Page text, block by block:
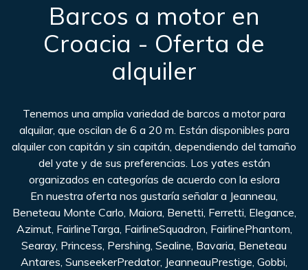
Barcos a motor en
Croacia - Oferta de
alquiler
Tenemos una amplia variedad de barcos a motor para
alquilar, que oscilan de 6 a 20 m. Están disponibles para
alquiler con capitán y sin capitán, dependiendo del tamaño
del yate y de sus preferencias. Los yates están
organizados en categorías de acuerdo con la eslora
En nuestra oferta nos gustaría señalar a Jeanneau,
Beneteau Monte Carlo, Maiora, Benetti, Ferretti, Elegance,
Azimut, FairlineTarga, FairlineSquadron, FairlinePhantom,
Searay, Princess, Pershing, Sealine, Bavaria, Beneteau
Antares, SunseekerPredator, JeanneauPrestige, Gobbi,